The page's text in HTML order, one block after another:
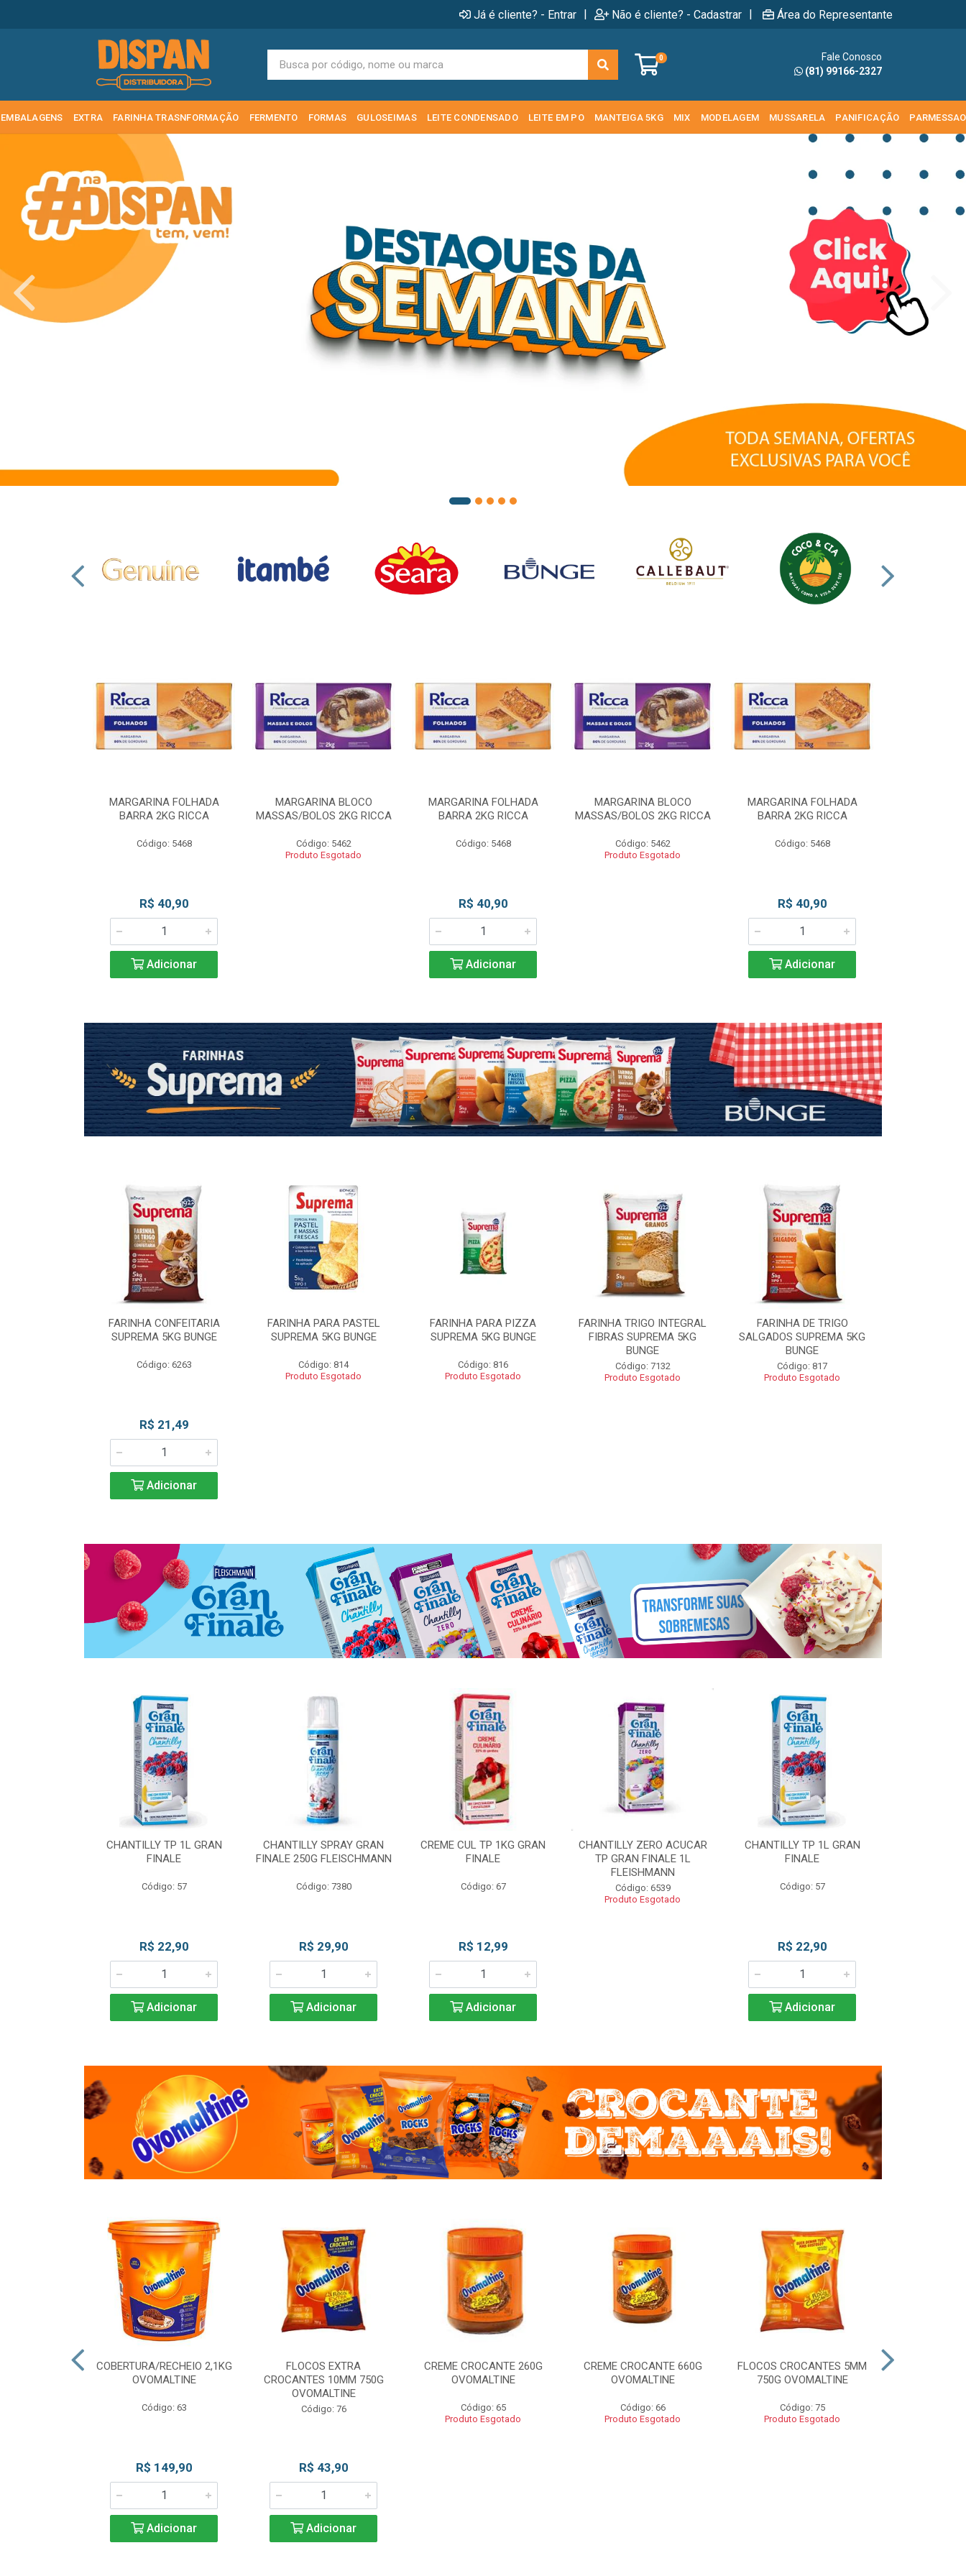
Já é cliente? - Entrar | Não é cliente? - Cadastrar | Área do Representante
0
Fale Conosco
(81) 99166-2327
EMBALAGENS EXTRA FARINHA TRASNFORMAÇÃO FERMENTO FORMAS GULOSEIMAS LEITE CONDENSADO LEITE EM PO MANTEIGA 5KG MIX MODELAGEM MUSSARELA PANIFICAÇÃO PARMESSAO
MARGARINA FOLHADA
BARRA 2KG RICCA
Código: 5468
R$ 40,90
Adicionar
MARGARINA BLOCO
MASSAS/BOLOS 2KG RICCA
Código: 5462
Produto Esgotado
MARGARINA FOLHADA
BARRA 2KG RICCA
Código: 5468
R$ 40,90
Adicionar
MARGARINA BLOCO
MASSAS/BOLOS 2KG RICCA
Código: 5462
Produto Esgotado
MARGARINA FOLHADA
BARRA 2KG RICCA
Código: 5468
R$ 40,90
Adicionar
FARINHA CONFEITARIA
SUPREMA 5KG BUNGE
Código: 6263
R$ 21,49
Adicionar
FARINHA PARA PASTEL
SUPREMA 5KG BUNGE
Código: 814
Produto Esgotado
FARINHA PARA PIZZA
SUPREMA 5KG BUNGE
Código: 816
Produto Esgotado
FARINHA TRIGO INTEGRAL
FIBRAS SUPREMA 5KG
BUNGE
Código: 7132
Produto Esgotado
FARINHA DE TRIGO
SALGADOS SUPREMA 5KG
BUNGE
Código: 817
Produto Esgotado
CHANTILLY TP 1L GRAN
FINALE
Código: 57
R$ 22,90
Adicionar
CHANTILLY SPRAY GRAN
FINALE 250G FLEISCHMANN
Código: 7380
R$ 29,90
Adicionar
CREME CUL TP 1KG GRAN
FINALE
Código: 67
R$ 12,99
Adicionar
CHANTILLY ZERO ACUCAR
TP GRAN FINALE 1L
FLEISHMANN
Código: 6539
Produto Esgotado
CHANTILLY TP 1L GRAN
FINALE
Código: 57
R$ 22,90
Adicionar
COBERTURA/RECHEIO 2,1KG
OVOMALTINE
Código: 63
R$ 149,90
Adicionar
FLOCOS EXTRA
CROCANTES 10MM 750G
OVOMALTINE
Código: 76
R$ 43,90
Adicionar
CREME CROCANTE 260G
OVOMALTINE
Código: 65
Produto Esgotado
CREME CROCANTE 660G
OVOMALTINE
Código: 66
Produto Esgotado
FLOCOS CROCANTES 5MM
750G OVOMALTINE
Código: 75
Produto Esgotado